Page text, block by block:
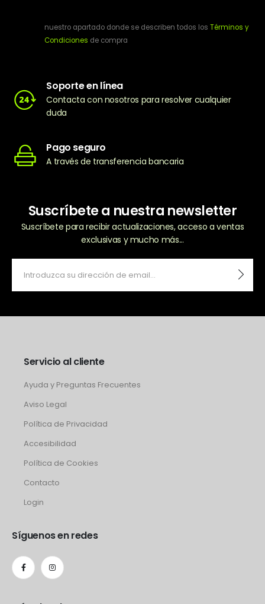
nuestro apartado donde se describen todos los Términos y
Condiciones de compra
Soporte en línea
Contacta con nosotros para resolver cualquier
duda
Pago seguro
A través de transferencia bancaria
Suscríbete a nuestra newsletter
Suscríbete para recibir actualizaciones, acceso a ventas
exclusivas y mucho más...
Servicio al cliente
Ayuda y Preguntas Frecuentes
Aviso Legal
Política de Privacidad
Accesibilidad
Política de Cookies
Contacto
Login
Síguenos en redes